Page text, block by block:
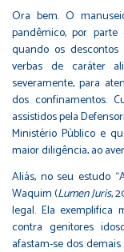
Ora bem. O
pandêmico, por
quando os
verbas de caráter
severamente, para
dos confinamentos.
assistidos pela
Ministério Público e
maior diligência, ao
Aliás, no seu estudo
Waquim (Lumen Juris,
legal. Ela exemplifica
contra genitores
afastam-se dos